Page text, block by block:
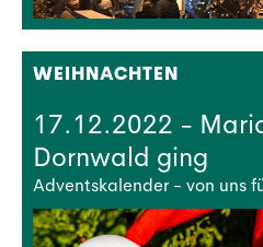
WEIHNACHTEN
17.12.2022 -
Dornwald ging
Adventskalender - von uns